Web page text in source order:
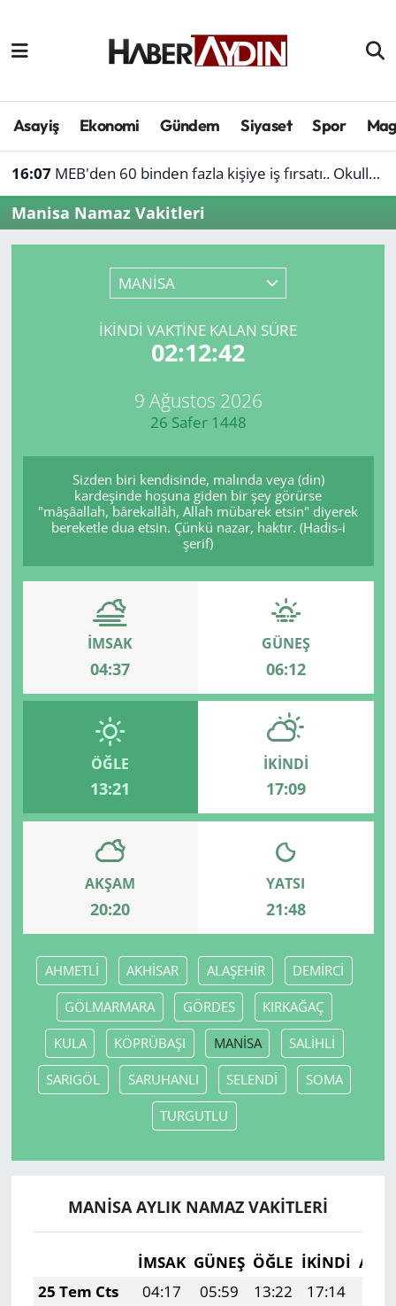
Asayiş Ekonomi Gündem Siyaset Spor
16:07 MEB'den 60 binden fazla kişiye iş fırsatı.. Okullara personel alınacak
Manisa Namaz Vakitleri
MANİSA
İKINDI VAKTINE KALAN SÜRE
02:12:42
9 Ağustos 2026
26 Safer 1448
Sizden biri kendisinde, malında veya (din)
kardeşinde hoşuna giden bir şey görürse
"mâşâallah, bârekallâh, Allah mübarek etsin" diyerek
bereketle dua etsin. Çünkü nazar, haktır. (Hadis-i
şerif)
İMSAK
04:37
GÜNEŞ
06:12
ÖĞLE
13:21
İKINDI
17:09
AKŞAM
20:20
YATSI
21:48
AHMETLİ AKHİSAR ALAŞEHİR DEMİRCİ
GÖLMARMARA GÖRDES KIRKAĞAÇ
KULA KÖPRÜBAŞI MANİSA SALİHLİ
SARIGÖL SARUHANLI SELENDİ SOMA
TURGUTLU
MANİSA AYLIK NAMAZ VAKITLERI
İMSAK GÜNEŞ ÖĞLE İKINDI
25 Tem Cts
04:17 05:59 13:22 17:14
Afyonkarahisar
Çevre
Denizli
Genel
Muğla
Politika
Uşak
Aydın Hava Durumu
Süper Lig Puan Durumu ve Fikstür
Tüm Manşetler
Son Dakika Haberleri
Haber Arşivi